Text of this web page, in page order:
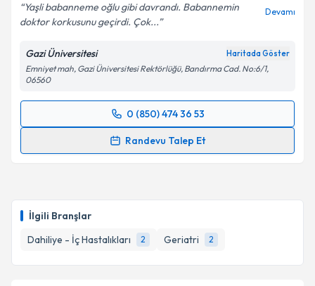
İlgili Branşlar
Dahiliye - İç Hastalıkları
2 Geriatri 2
Yaşli babanneme oğlu gibi davrandı. Babannemin
doktor korkusunu geçirdi. Çok...
Devamı
Gazi Üniversitesi Haritada Göster
Emniyet mah, Gazi Üniversitesi Rektörlüğü, Bandırma Cad. No:6/1,
06560
0 (850) 474 36 53
Randevu Talep Et
Randevu Takvimi Talebi
E-posta Adresiniz